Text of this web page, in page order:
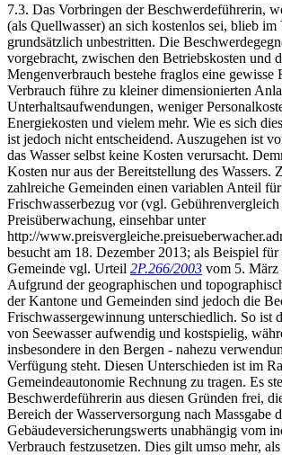
7.3. Das Vorbringen der Beschwerdeführerin,
(als Quellwasser) an sich kostenlos sei, blieb im
grundsätzlich unbestritten. Die
vorgebracht, zwischen den Betriebskosten und
Mengenverbrauch bestehe fraglos eine gewisse
Verbrauch führe zu kleiner dimensionierten
Unterhaltsaufwendungen, weniger
Energiekosten und vielem mehr. Wie es sich
ist jedoch nicht entscheidend. Auszugehen ist
das Wasser selbst keine Kosten verursacht.
Kosten nur aus der Bereitstellung des Wassers.
zahlreiche Gemeinden einen variablen Anteil
Frischwasserbezug vor (vgl. Gebührenvergleich
Preisüberwachung, einsehbar unter
http://
besucht am 18. Dezember 2013; als Beispiel
Gemeinde vgl. Urteil 2P.266/2003 vom 5. März
Aufgrund der geographischen und
der Kantone und Gemeinden sind jedoch die
Frischwassergewinnung unterschiedlich. So ist
von Seewasser aufwendig und kostspielig,
insbesondere in den Bergen - nahezu
Verfügung steht. Diesen Unterschieden ist im
Gemeindeautonomie Rechnung zu tragen. Es
Beschwerdeführerin aus diesen Gründen frei,
Bereich der Wasserversorgung nach Massgabe
Gebäudeversicherungswerts unabhängig vom
Verbrauch festzusetzen. Dies gilt umso mehr,